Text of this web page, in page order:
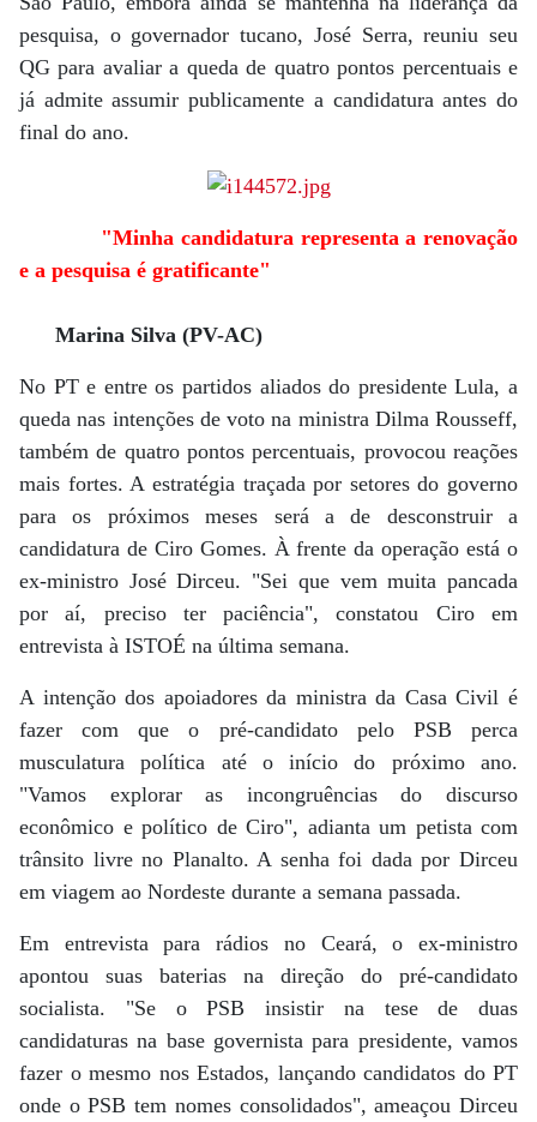
pesquisa, o governador tucano, José Serra, reuniu seu
QG para avaliar a queda de quatro pontos percentuais e
já admite assumir publicamente a candidatura antes do
final do ano.
"Minha candidatura representa a renovação
e a pesquisa é gratificante"
Marina Silva (PV-AC)
No PT e entre os partidos aliados do presidente Lula, a
queda nas intenções de voto na ministra Dilma Rousseff,
também de quatro pontos percentuais, provocou reações
mais fortes. A estratégia traçada por setores do governo
para os próximos meses será a de desconstruir a
candidatura de Ciro Gomes. À frente da operação está o
ex-ministro José Dirceu. "Sei que vem muita pancada
por aí, preciso ter paciência", constatou Ciro em
entrevista à ISTOÉ na última semana.
A intenção dos apoiadores da ministra da Casa Civil é
fazer com que o pré-candidato pelo PSB perca
musculatura política até o início do próximo ano.
"Vamos explorar as incongruências do discurso
econômico e político de Ciro", adianta um petista com
trânsito livre no Planalto. A senha foi dada por Dirceu
em viagem ao Nordeste durante a semana passada.
Em entrevista para rádios no Ceará, o ex-ministro
apontou suas baterias na direção do pré-candidato
socialista. "Se o PSB insistir na tese de duas
candidaturas na base governista para presidente, vamos
fazer o mesmo nos Estados, lançando candidatos do PT
onde o PSB tem nomes consolidados", ameaçou Dirceu